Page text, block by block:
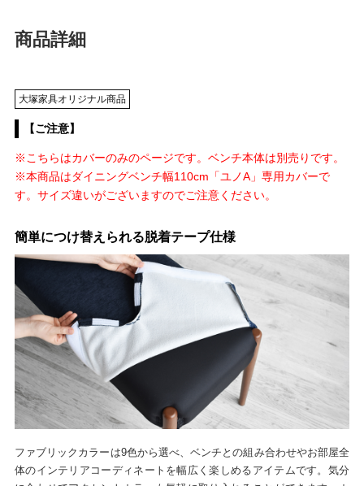
商品詳細
大塚家具オリジナル商品
【ご注意】
※こちらはカバーのみのページです。ベンチ本体は別売りです。
※本商品はダイニングベンチ幅110cm「ユノA」専用カバーで
す。サイズ違いがございますのでご注意ください。
簡単につけ替えられる脱着テープ仕様
ファブリックカラーは9色から選べ、ベンチとの組み合わせやお部屋全
体のインテリアコーディネートを幅広く楽しめるアイテムです。気分